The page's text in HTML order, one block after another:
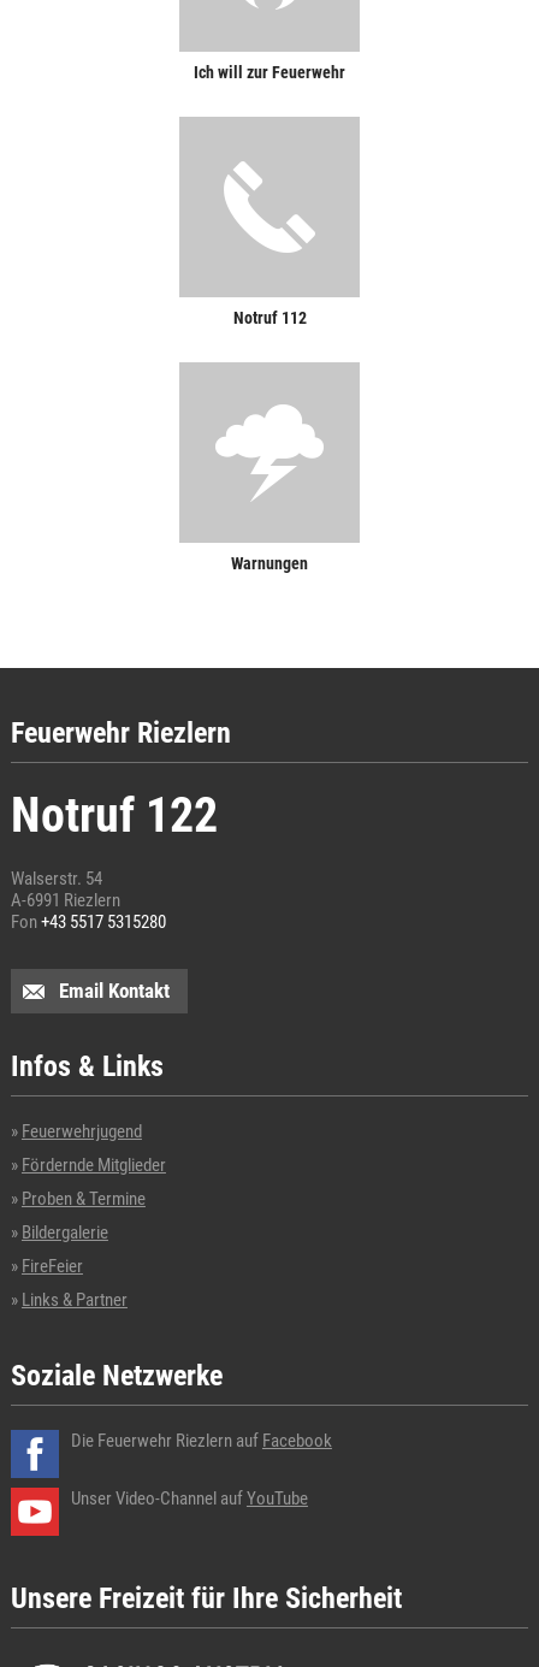
Ich will zur Feuerwehr
Notruf 112
Warnungen
Feuerwehr Riezlern
Notruf 122
Walserstr. 54
A-6991 Riezlern
Fon+43 5517 5315280
Email Kontakt
Infos & Links
Feuerwehrjugend
Fördernde Mitglieder
Proben & Termine
Bildergalerie
FireFeier
Links & Partner
Soziale Netzwerke
Die Feuerwehr Riezlern auf Facebook
Unser Video-Channel auf YouTube
Unsere Freizeit für Ihre Sicherheit